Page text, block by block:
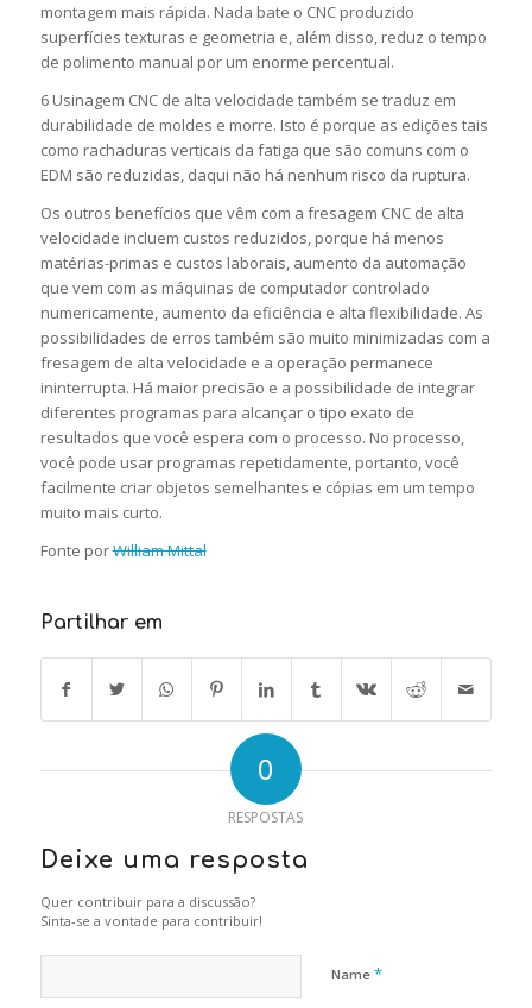
montagem mais rápida. Nada bate o CNC produzido
superfícies texturas e geometria e, além disso, reduz o tempo
de polimento manual por um enorme percentual.
6 Usinagem CNC de alta velocidade também se traduz em
durabilidade de moldes e morre. Isto é porque as edições tais
como rachaduras verticais da fatiga que são comuns com o
EDM são reduzidas, daqui não há nenhum risco da ruptura.
Os outros benefícios que vêm com a fresagem CNC de alta
velocidade incluem custos reduzidos, porque há menos
matérias-primas e custos laborais, aumento da automação
que vem com as máquinas de computador controlado
numericamente, aumento da eficiência e alta flexibilidade. As
possibilidades de erros também são muito minimizadas com a
fresagem de alta velocidade e a operação permanece
ininterrupta. Há maior precisão e a possibilidade de integrar
diferentes programas para alcançar o tipo exato de
resultados que você espera com o processo. No processo,
você pode usar programas repetidamente, portanto, você
facilmente criar objetos semelhantes e cópias em um tempo
muito mais curto.
Fonte porWilliam Mittal
Partilhar em
0
RESPOSTAS
Deixe uma resposta
Quer contribuir para a discussão?
Sinta-se a vontade para contribuir!
Name *